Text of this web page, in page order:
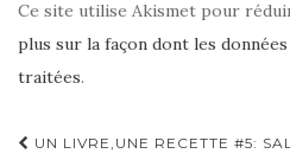
Ce site utilise Akismet pour
plus sur la façon dont les
traitées.
Navigation
UN LIVRE,UNE RECETTE #5: